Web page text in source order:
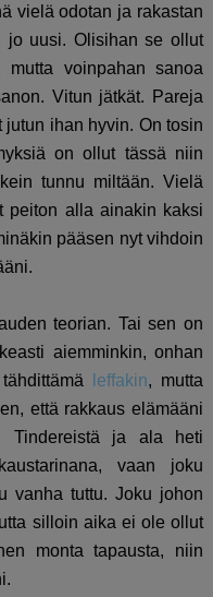
vielä odotan ja rakastan
jo uusi. Olisihan se ollut
voinpahan sanoa
Vitun jätkät. Pareja
ihan hyvin. On tosin
on ollut tässä niin
tunnu miltään. Vielä
peiton alla ainakin kaksi
pääsen nyt vihdoin
teorian. Tai sen on
aiemminkin, onhan
leffakin, mutta
että rakkaus elämääni
Tindereistä ja ala heti
vaan joku
vanha tuttu. Joku johon
silloin aika ei ole ollut
monta tapausta, niin